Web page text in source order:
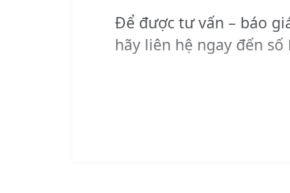
Để được tư vấn – báo
hãy liên hệ ngay đến số